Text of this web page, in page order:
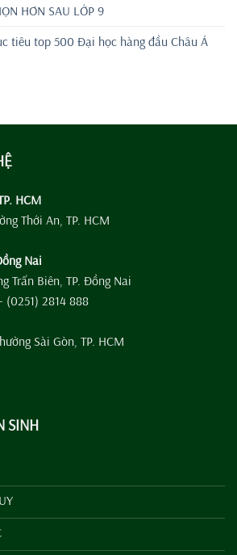
HƠN SAU LỚP 9
tiêu top 500 Đại học hàng đầu Châu Á
HCM
Thới An, TP. HCM
Nai
Trấn Biên, TP. Đồng Nai
(0251) 2814 888
Sài Gòn, TP. HCM
SINH